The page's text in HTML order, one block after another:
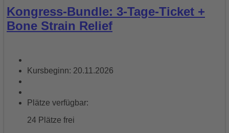
Kongress-Bundle: 3-Tage-Ticket +
Bone Strain Relief
Kursbeginn: 20.11.2026
Plätze verfügbar:
24 Plätze frei